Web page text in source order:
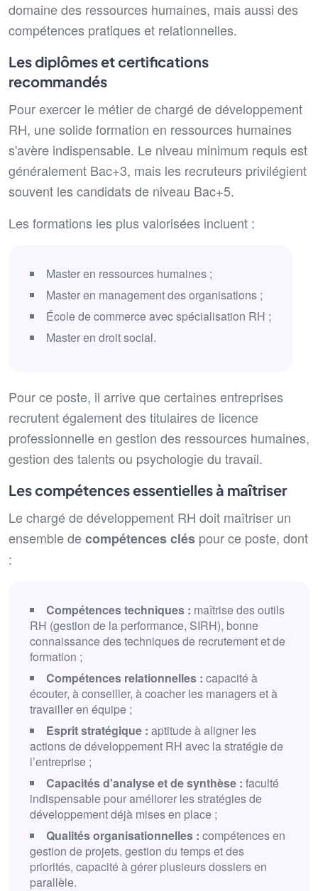
domaine des ressources humaines, mais aussi des
compétences pratiques et relationnelles.
Les diplômes et certifications
recommandés
Pour exercer le métier de chargé de développement
RH, une solide formation en ressources humaines
s'avère indispensable. Le niveau minimum requis est
généralement Bac+3, mais les recruteurs privilégient
souvent les candidats de niveau Bac+5.
Les formations les plus valorisées incluent :
Master en ressources humaines ;
Master en management des organisations ;
École de commerce avec spécialisation RH ;
Master en droit social.
Pour ce poste, il arrive que certaines entreprises
recrutent également des titulaires de licence
professionnelle en gestion des ressources humaines,
gestion des talents ou psychologie du travail.
Les compétences essentielles à maîtriser
Le chargé de développement RH doit maîtriser un
ensemble decompétences clés pour ce poste, dont
:
Compétences techniques : maîtrise des outils
RH (gestion de la performance, SIRH), bonne
connaissance des techniques de recrutement et de
formation ;
Compétences relationnelles : capacité à
écouter, à conseiller, à coacher les managers et à
travailler en équipe ;
Esprit stratégique : aptitude à aligner les
actions de développement RH avec la stratégie de
l’entreprise ;
Capacités d'analyse et de synthèse : faculté
indispensable pour améliorer les stratégies de
développement déjà mises en place ;
Qualités organisationnelles : compétences en
gestion de projets, gestion du temps et des
priorités, capacité à gérer plusieurs dossiers en
parallèle.